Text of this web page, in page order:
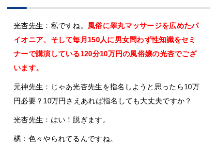
光杏先生 ：私ですね。 風俗に睾丸マッサージを広めたパ
イオニア、そして毎月150人に男女問わず性知識をセミ
ナーで講演している120分10万円の風俗嬢の光杏でござ
います。
元神先生 ：じゃあ光杏先生を指名しようと思ったら10万
円必要？10万円さえあれば指名しても大丈夫ですか？
光杏先生 ：はい！脱ぎます。
橘 ：色々やられてるんですね。